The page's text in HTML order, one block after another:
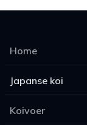
Home
Japanse koi
Koivoer